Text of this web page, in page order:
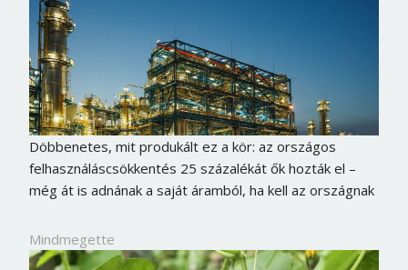
Döbbenetes, mit produkált ez a kör: az országos
felhasználáscsökkentés 25 százalékát ők hozták el –
még át is adnának a saját áramból, ha kell az országnak
Mindmegette